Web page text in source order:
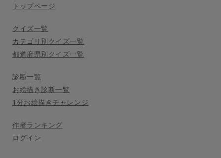
トップページ
クイズ一覧
カテゴリ別クイズ一覧
都道府県別クイズ一覧
診断一覧
お絵描き診断一覧
1分お絵描きチャレンジ
作者ランキング
ログイン